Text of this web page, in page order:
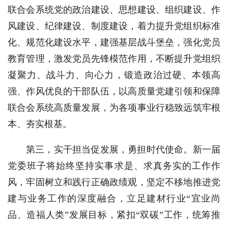
联合会系统党的政治建设、思想建设、组织建设、作
风建设、纪律建设、制度建设，着力提升党组织标准
化、规范化建设水平，建强基层战斗堡垒，强化党员
教育管理，激发党员先锋模范作用，不断提升党组织
凝聚力、战斗力、向心力，锻造政治过硬、本领高
强、作风优良的干部队伍，以高质量党建引领和保障
联合会系统高质量发展，为各项事业行稳致远筑牢根
本、夯实根基。
第三，实干担当促发展，勇担时代使命。新一届
党委班子将始终坚持实事求是、求真务实的工作作
风，牢固树立和践行正确政绩观，坚定不移地推进党
建与业务工作的深度融合，立足建材行业“宜业尚
品、造福人类”发展目标，紧扣“双碳”工作，统筹推